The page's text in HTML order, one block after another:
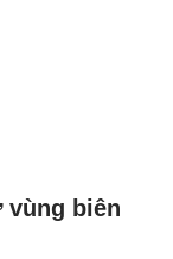
vùng biên